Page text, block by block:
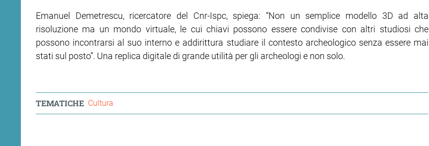
Emanuel Demetrescu, ricercatore del Cnr-Ispc, spiega: “Non un semplice modello 3D ad alta
risoluzione ma un mondo virtuale, le cui chiavi possono essere condivise con altri studiosi che
possono incontrarsi al suo interno e addirittura studiare il contesto archeologico senza essere mai
stati sul posto”. Una replica digitale di grande utilità per gli archeologi e non solo.
TEMATICHE Cultura